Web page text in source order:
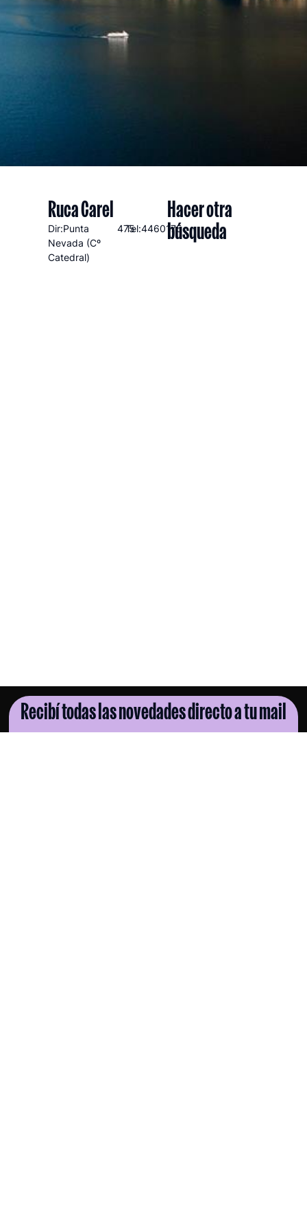
Ruca Carel
Dir:Punta
Nevada (Cº
Catedral)
475Tel:4460175
Hacer otra
búsqueda
Recibí todas las novedades directo a tu mail